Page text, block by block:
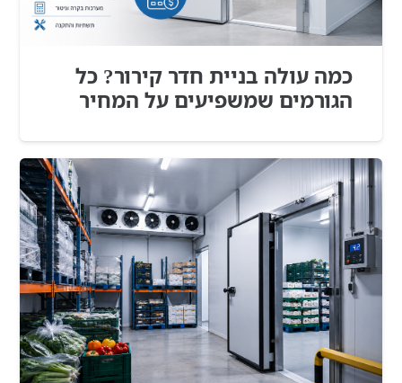
כמה עולה בניית חדר קירור? כל
הגורמים שמשפיעים על המחיר